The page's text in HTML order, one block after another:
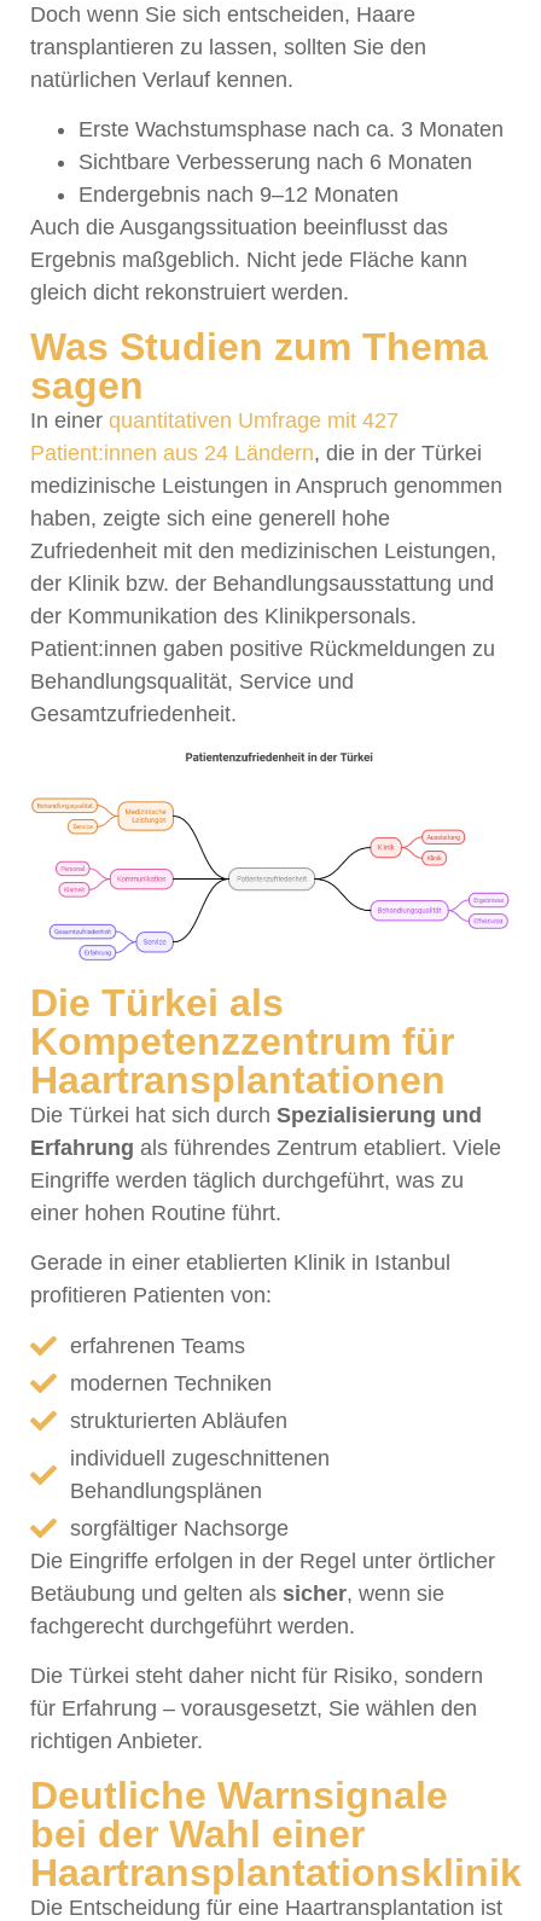
Doch wenn Sie sich entscheiden, Haare
transplantieren zu lassen, sollten Sie den
natürlichen Verlauf kennen.
Erste Wachstumsphase nach ca. 3 Monaten
Sichtbare Verbesserung nach 6 Monaten
Endergebnis nach 9–12 Monaten
Auch die Ausgangssituation beeinflusst das
Ergebnis maßgeblich. Nicht jede Fläche kann
gleich dicht rekonstruiert werden.
Was Studien zum Thema
sagen
In einer quantitativen Umfrage mit 427
Patient:innen aus 24 Ländern, die in der Türkei
medizinische Leistungen in Anspruch genommen
haben, zeigte sich eine generell hohe
Zufriedenheit mit den medizinischen Leistungen,
der Klinik bzw. der Behandlungsausstattung und
der Kommunikation des Klinikpersonals.
Patient:innen gaben positive Rückmeldungen zu
Behandlungsqualität, Service und
Gesamtzufriedenheit.
Die Türkei als
Kompetenzzentrum für
Haartransplantationen
Die Türkei hat sich durch Spezialisierung und
Erfahrung als führendes Zentrum etabliert. Viele
Eingriffe werden täglich durchgeführt, was zu
einer hohen Routine führt.
Gerade in einer etablierten Klinik in Istanbul
profitieren Patienten von:
erfahrenen Teams
modernen Techniken
strukturierten Abläufen
individuell zugeschnittenen
Behandlungsplänen
sorgfältiger Nachsorge
Die Eingriffe erfolgen in der Regel unter örtlicher
Betäubung und gelten als sicher, wenn sie
fachgerecht durchgeführt werden.
Die Türkei steht daher nicht für Risiko, sondern
für Erfahrung – vorausgesetzt, Sie wählen den
richtigen Anbieter.
Deutliche Warnsignale
bei der Wahl einer
Haartransplantationsklinik
Die Entscheidung für eine Haartransplantation ist